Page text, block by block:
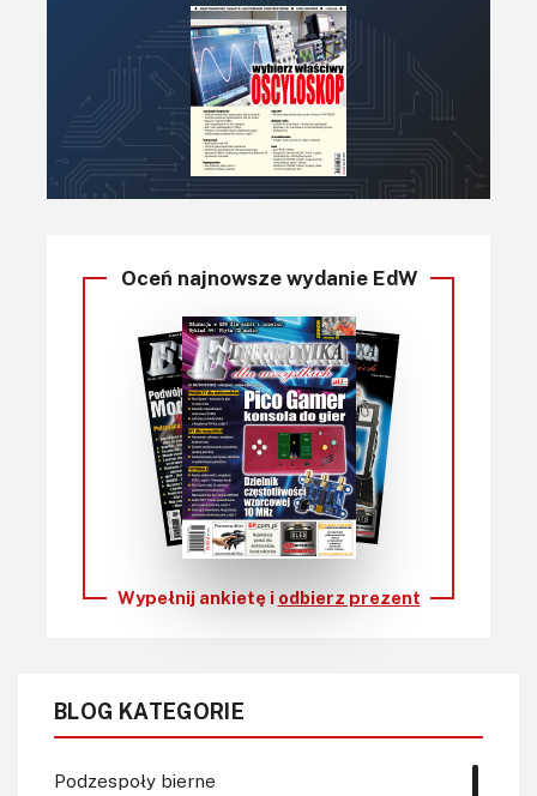
Oceń najnowsze wydanie EdW
Wypełnij ankietę i odbierz prezent
BLOG KATEGORIE
Podzespoły bierne